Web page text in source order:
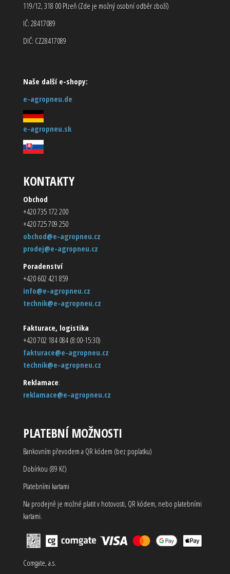
119/12, 318 00 Plzeň (Zde je možný osobní odběr zboží)
IČ: 28417089
DIČ: CZ28417089
Naše další e-shopy:
e-agropneu.de
e-agropneu.sk
KONTAKTY
Obchod
+420 735 172 200
+420 725 709 250
obchod@e-agropneu.cz
prodej@e-agropneu.cz
Poradenství
+420 602 421 859
info@e-agropneu.cz
technik@e-agropneu.cz
Fakturace, logistika
+420 702 184 084 (8:00-15:30)
fakturace@e-agropneu.cz
technik@e-agropneu.cz
Reklamace:
reklamace@e-agropneu.cz
PLATEBNÍ MOŽNOSTI
Bankovním převodem a QR kódem (bez poplatku)
Dobírkou (89 Kč)
Platebními kartami
Na prodejně je možné platit v hotovosti, QR kódem, nebo platebními
kartami.
Comgate, a.s.